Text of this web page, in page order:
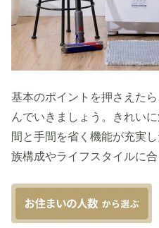
基本のポイントを押さえた
んでいきましょう。きれい
間と手間を省く機能が充実
族構成やライフスタイルに